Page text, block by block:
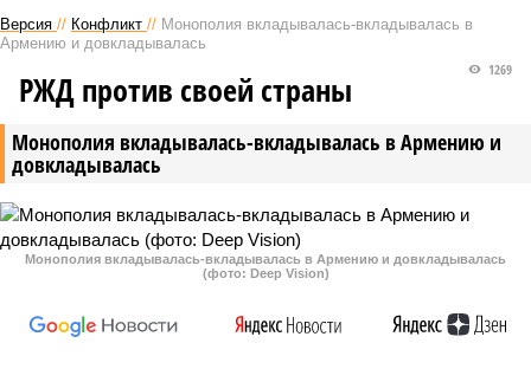
Версия // Конфликт // Монополия вкладывалась-вкладывалась в
Армению и довкладывалась
Монополия вкладывалась-вкладывалась в Армению и
довкладывалась
1269
РЖД против своей страны
Монополия вкладывалась-вкладывалась в Армению и довкладывалась
(фото: Deep Vision)